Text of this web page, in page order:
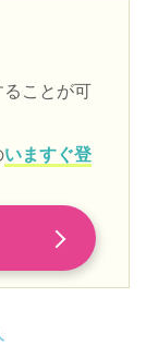
ることが可
いますぐ登